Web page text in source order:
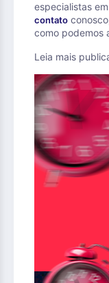
especialistas
contato
como podemos
Leia mais